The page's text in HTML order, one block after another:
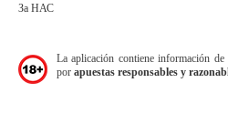
За НАС
La aplicación contiene información
por apuestas responsables y